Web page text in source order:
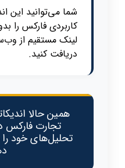
شما می‌توانید این
کاربردی فارکس را
لینک مستقیم از
دریافت کنید.
تجارت فارکس
تحلیل‌های خود را